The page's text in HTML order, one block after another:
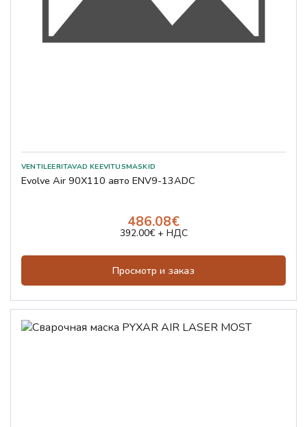
Evolve Air 90X110 авто ENV9-13ADC
486.08€
392.00€ + НДС
Просмотр и заказ